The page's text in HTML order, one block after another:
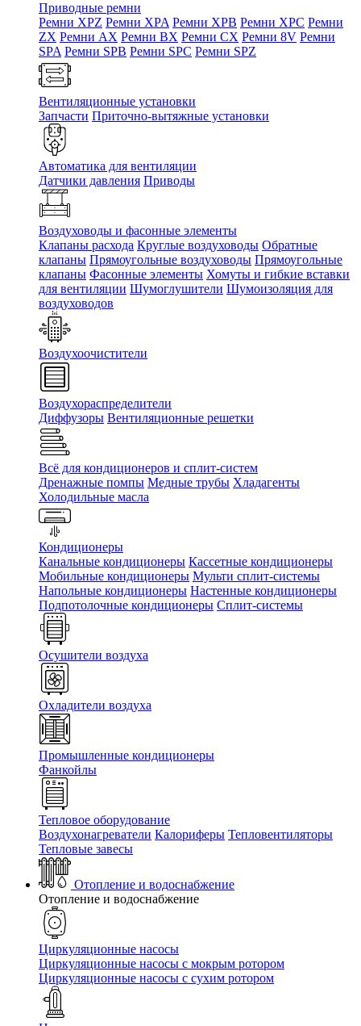
Приводные ремни
Ремни XPZ Ремни XPA Ремни XPB Ремни XPC Ремни
ZX Ремни AX Ремни BX Ремни CX Ремни 8V Ремни
SPA Ремни SPB Ремни SPC Ремни SPZ
Вентиляционные установки
Запчасти Приточно-вытяжные установки
Автоматика для вентиляции
Датчики давления Приводы
Воздуховоды и фасонные элементы
Клапаны расхода Круглые воздуховоды Обратные
клапаны Прямоугольные воздуховоды Прямоугольные
клапаны Фасонные элементы Хомуты и гибкие вставки
для вентиляции Шумоглушители Шумоизоляция для
воздуховодов
Воздухоочистители
Воздухораспределители
Диффузоры Вентиляционные решетки
Всё для кондиционеров и сплит-систем
Дренажные помпы Медные трубы Хладагенты
Холодильные масла
Кондиционеры
Канальные кондиционеры Кассетные кондиционеры
Мобильные кондиционеры Мульти сплит-системы
Напольные кондиционеры Настенные кондиционеры
Подпотолочные кондиционеры Сплит-системы
Осушители воздуха
Охладители воздуха
Промышленные кондиционеры
Фанкойлы
Тепловое оборудование
Воздухонагреватели Калориферы Тепловентиляторы
Тепловые завесы
Отопление и водоснабжение
Отопление и водоснабжение
Циркуляционные насосы
Циркуляционные насосы с мокрым ротором
Циркуляционные насосы с сухим ротором